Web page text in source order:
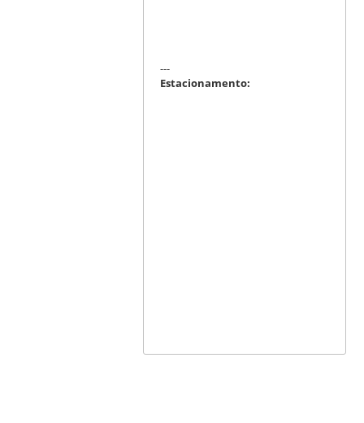
---
Estacionamento: